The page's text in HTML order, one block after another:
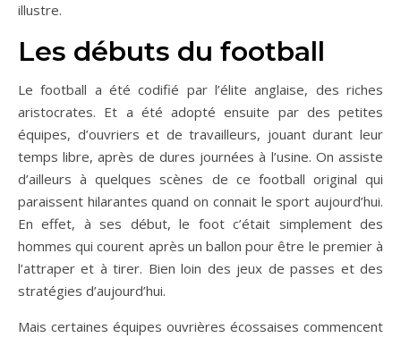
illustre.
Les débuts du football
Le football a été codifié par l’élite anglaise, des riches
aristocrates. Et a été adopté ensuite par des petites
équipes, d’ouvriers et de travailleurs, jouant durant leur
temps libre, après de dures journées à l’usine. On assiste
d’ailleurs à quelques scènes de ce football original qui
paraissent hilarantes quand on connait le sport aujourd’hui.
En effet, à ses début, le foot c’était simplement des
hommes qui courent après un ballon pour être le premier à
l’attraper et à tirer. Bien loin des jeux de passes et des
stratégies d’aujourd’hui.
Mais certaines équipes ouvrières écossaises commencent